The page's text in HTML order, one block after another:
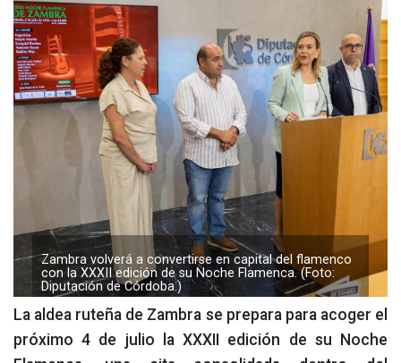
Zambra volverá a convertirse en capital del flamenco
con la XXXII edición de su Noche Flamenca. (Foto:
Diputación de Córdoba.)
La aldea ruteña de Zambra se prepara para acoger el
próximo 4 de julio la XXXII edición de su Noche